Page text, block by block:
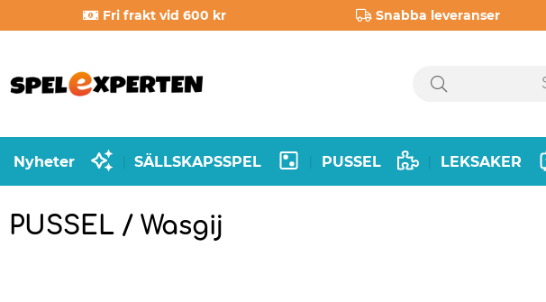
Fri frakt vid 600 kr Snabba leveranser
Nyheter SÄLLSKAPSSPEL PUSSEL LEKSAKER
PUSSEL / Wasgij